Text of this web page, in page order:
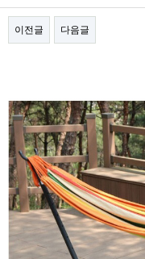
이전글 다음글